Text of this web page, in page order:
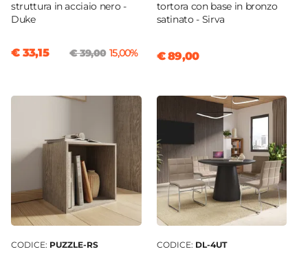
struttura in acciaio nero -
Duke
€ 33,15 € 39,00 15,00%
tortora con base in bronzo
satinato - Sirva
€ 89,00
CODICE: PUZZLE-RS CODICE: DL-4UT